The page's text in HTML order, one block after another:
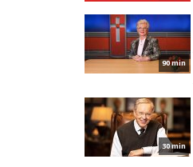
90 min
30 min